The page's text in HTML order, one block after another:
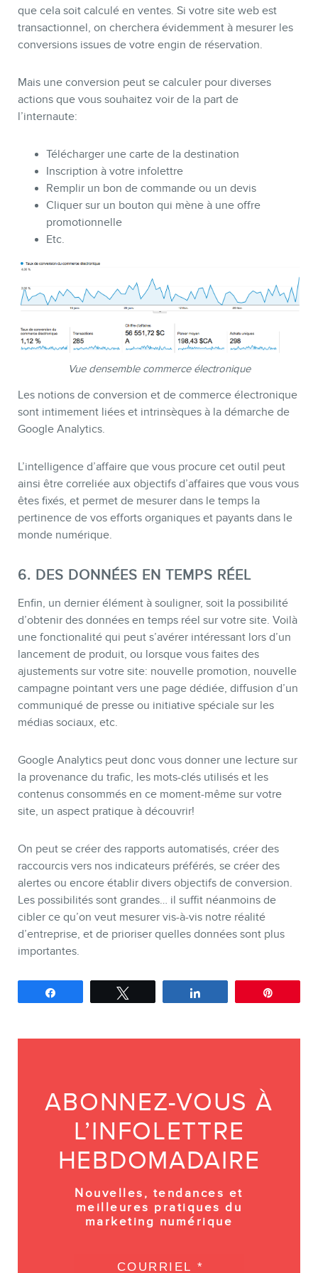
que cela soit calculé en ventes. Si votre site web est
transactionnel, on cherchera évidemment à mesurer les
conversions issues de votre engin de réservation.
Mais une conversion peut se calculer pour diverses
actions que vous souhaitez voir de la part de
l’internaute:
Télécharger une carte de la destination
Inscription à votre infolettre
Remplir un bon de commande ou un devis
Cliquer sur un bouton qui mène à une offre
promotionnelle
Etc.
Vue densemble commerce électronique
Les notions de conversion et de commerce électronique
sont intimement liées et intrinsèques à la démarche de
Google Analytics.
L’intelligence d’affaire que vous procure cet outil peut
ainsi être correliée aux objectifs d’affaires que vous vous
êtes fixés, et permet de mesurer dans le temps la
pertinence de vos efforts organiques et payants dans le
monde numérique.
6. DES DONNÉES EN TEMPS RÉEL
Enfin, un dernier élément à souligner, soit la possibilité
d’obtenir des données en temps réel sur votre site. Voilà
une fonctionalité qui peut s’avérer intéressant lors d’un
lancement de produit, ou lorsque vous faites des
ajustements sur votre site: nouvelle promotion, nouvelle
campagne pointant vers une page dédiée, diffusion d’un
communiqué de presse ou initiative spéciale sur les
médias sociaux, etc.
Google Analytics peut donc vous donner une lecture sur
la provenance du trafic, les mots-clés utilisés et les
contenus consommés en ce moment-même sur votre
site, un aspect pratique à découvrir!
On peut se créer des rapports automatisés, créer des
raccourcis vers nos indicateurs préférés, se créer des
alertes ou encore établir divers objectifs de conversion.
Les possibilités sont grandes… il suffit néanmoins de
cibler ce qu’on veut mesurer vis-à-vis notre réalité
d’entreprise, et de prioriser quelles données sont plus
importantes.
ABONNEZ-VOUS À
L’INFOLETTRE
HEBDOMADAIRE
Nouvelles, tendances et
meilleures pratiques du
marketing numérique